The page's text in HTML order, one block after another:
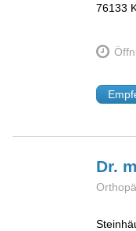
76133
Dr.